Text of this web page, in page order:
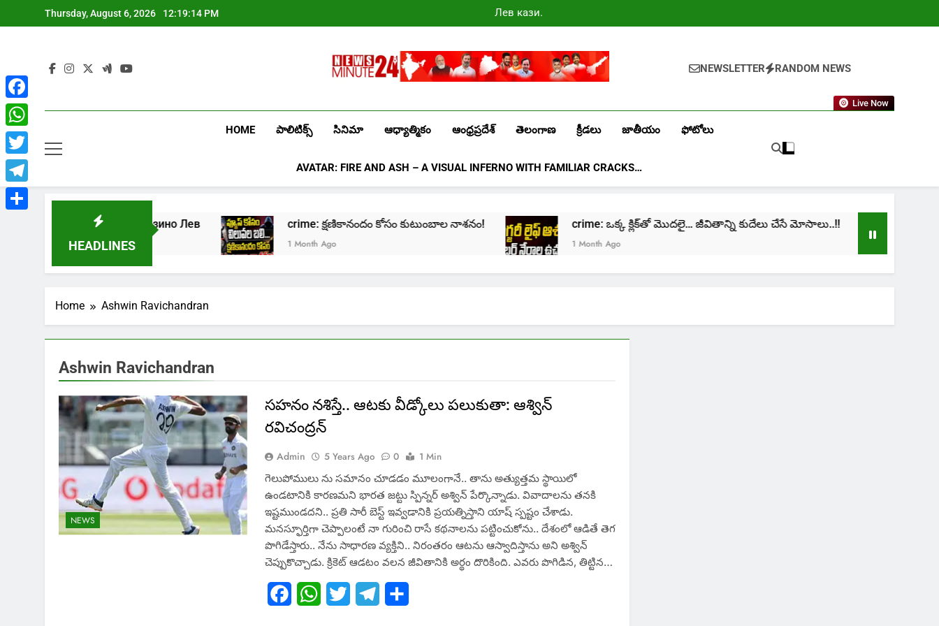
to
Thursday, August 6, 2026 12:19:14 PM
Лев казино
промокоды
Newsminute24
NEWSLETTER RANDOM NEWS
Live Now
HOME పాలిటిక్స్ సినిమా ఆధ్యాత్మికం ఆంధ్రప్రదేశ్ తెలంగాణ క్రీడలు జాతీయం ఫోటోలు
AVATAR: FIRE AND ASH – A VISUAL INFERNO WITH FAMILIAR CRACKS…
HEADLINES
Играть в онлайн казино Лев
1 Week Ago
crime: క్షణికానందం కోసం కుటుంబాల నాశనం!
1 Month Ago
crime: ఒక్క క్లిక్‌తో మొదలై… జీవితాన్ని కుదేలు చేసే మోసాలు..!!
1 Month Ago
Home Ashwin Ravichandran
Ashwin Ravichandran
NEWS
సహనం నశిస్తే.. ఆటకు వీడ్కోలు పలుకుతా: ఆశ్విన్
రవిచంద్రన్
Admin 5 Years Ago 0
1 Min
గెలుపోములు ను సమానం చూడడం మూలంగానే.. తాను అత్యుత్తమ స్థాయిలో
ఉండటానికి కారణమని భారత జట్టు స్పిన్నర్ అశ్విన్ పేర్కొన్నాడు. వివాదాలను తనకి
ఇష్టముండదని.. ప్రతి సారీ బెస్ట్ ఇవ్వడానికి ప్రయత్నిస్తాని యాష్ స్పష్టం చేశాడు.
మనస్ఫూర్తిగా చెప్పాలంటే నా గురించి రాసే కథనాలను పట్టించుకోను.. దేశంలో ఆడితే తెగ
పొగిడేస్తారు.. నేను సాధారణ వ్యక్తిని.. నిరంతరం ఆటను ఆస్వాదిస్తాను అని అశ్విన్
చెప్పుకొచ్చాడు. క్రికెట్ ఆడటం వలన జీవితానికి అర్థం దొరికింది. ఎవరు పొగిడిన, తిట్టిన…
FacebookWhatsApp
Twitter Telegram
Facebook
WhatsApp
Twitter
Telegram